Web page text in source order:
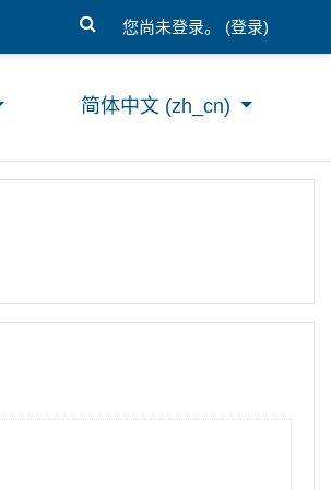
您尚未登录。 (登录)
简体中文 ‎(zh_cn)‎